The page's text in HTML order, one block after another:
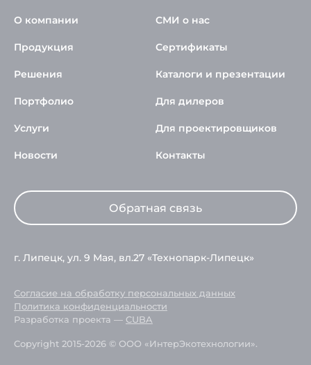
О компании
Продукция
Решения
Портфолио
Услуги
Новости
СМИ о нас
Сертификаты
Каталоги и презентации
Для дилеров
Для проектировщиков
Контакты
Обратная связь
г. Липецк, ул. 9 Мая, вл.27 «Технопарк-Липецк»
Согласие на обработку персональных данных
Политика конфиденциальности
Разработка проекта — CUBA
Copyright 2015-2026 © ООО «ИнтерЭкотехнологии».